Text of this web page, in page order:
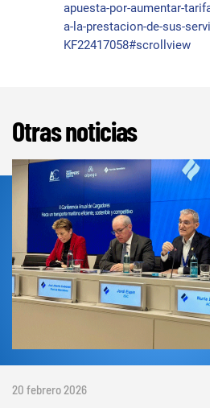
apuesta-por-aumentar-
a-la-prestacion-de-sus-
KF22417058#scrollview
Otras noticias
20 febrero 2026